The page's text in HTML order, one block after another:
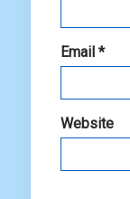
Email *
Website